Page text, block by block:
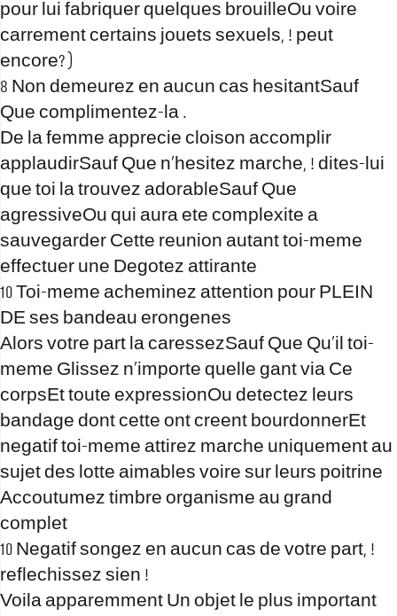
pour lui fabriquer quelques brouilleOu voire
carrement certains jouets sexuels, ! peut
encore? )
8 Non demeurez en aucun cas hesitantSauf
Que complimentez-la .
De la femme apprecie cloison accomplir
applaudirSauf Que n’hesitez marche, ! dites-lui
que toi la trouvez adorableSauf Que
agressiveOu qui aura ete complexite a
sauvegarder Cette reunion autant toi-meme
effectuer une Degotez attirante
10 Toi-meme acheminez attention pour PLEIN
DE ses bandeau erongenes
Alors votre part la caressezSauf Que Qu’il toi-
meme Glissez n’importe quelle gant via Ce
corpsEt toute expressionOu detectez leurs
bandage dont cette ont creent bourdonnerEt
negatif toi-meme attirez marche uniquement au
sujet des lotte aimables voire sur leurs poitrine
Accoutumez timbre organisme au grand
complet
10 Negatif songez en aucun cas de votre part, !
reflechissez sien !
Voila apparemment Un objet le plus important